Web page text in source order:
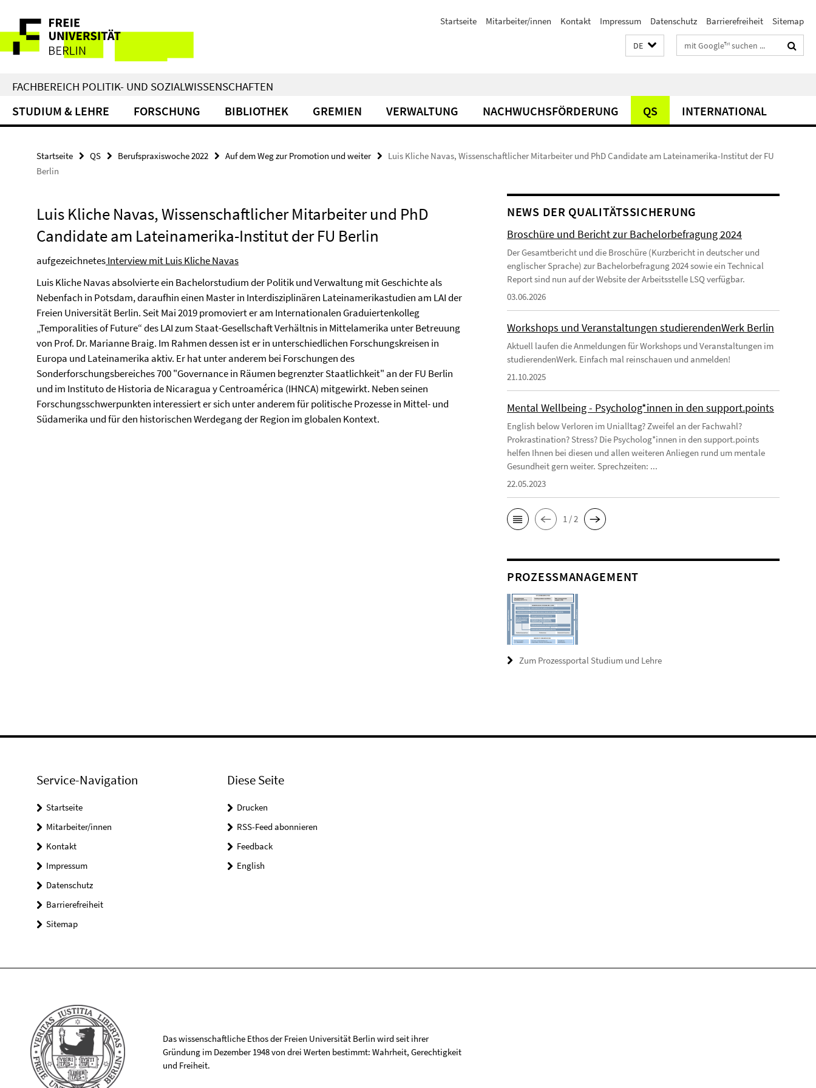
direkt
Inhalt
Service-
Navigation
Startseite Mitarbeiter/innen Kontakt Impressum Datenschutz Barrierefreiheit Sitemap
DE Suchbegriffe
FACHBEREICH POLITIK- UND SOZIALWISSENSCHAFTEN
STUDIUM & LEHRE FORSCHUNG BIBLIOTHEK GREMIEN VERWALTUNG NACHWUCHSFÖRDERUNG QS INTERNATIONAL
Startseite QS Berufspraxiswoche 2022 Auf dem Weg zur Promotion und weiter
Luis Kliche Navas, Wissenschaftlicher Mitarbeiter und PhD Candidate am Lateinamerika-Institut der FU
Berlin
Luis Kliche Navas, Wissenschaftlicher Mitarbeiter und PhD
Candidate am Lateinamerika-Institut der FU Berlin
aufgezeichnetesInterview mit Luis Kliche Navas
Luis Kliche Navas absolvierte ein Bachelorstudium der Politik und Verwaltung mit Geschichte als
Nebenfach in Potsdam, daraufhin einen Master in Interdisziplinären Lateinamerikastudien am LAI der
Freien Universität Berlin. Seit Mai 2019 promoviert er am Internationalen Graduiertenkolleg
„Temporalities of Future“ des LAI zum Staat-Gesellschaft Verhältnis in Mittelamerika unter Betreuung
von Prof. Dr. Marianne Braig. Im Rahmen dessen ist er in unterschiedlichen Forschungskreisen in
Europa und Lateinamerika aktiv. Er hat unter anderem bei Forschungen des
Sonderforschungsbereiches 700 "Governance in Räumen begrenzter Staatlichkeit" an der FU Berlin
und im Instituto de Historia de Nicaragua y Centroamérica (IHNCA) mitgewirkt. Neben seinen
Forschungsschwerpunkten interessiert er sich unter anderem für politische Prozesse in Mittel- und
Südamerika und für den historischen Werdegang der Region im globalen Kontext.
NEWS DER QUALITÄTSSICHERUNG
Broschüre und Bericht zur Bachelorbefragung 2024
Der Gesamtbericht und die Broschüre (Kurzbericht in deutscher und
englischer Sprache) zur Bachelorbefragung 2024 sowie ein Technical
Report sind nun auf der Website der Arbeitsstelle LSQ verfügbar.
03.06.2026
Workshops und Veranstaltungen studierendenWerk Berlin
Aktuell laufen die Anmeldungen für Workshops und Veranstaltungen im
studierendenWerk. Einfach mal reinschauen und anmelden!
21.10.2025
Mental Wellbeing - Psycholog*innen in den support.points
English below Verloren im Unialltag? Zweifel an der Fachwahl?
Prokrastination? Stress? Die Psycholog*innen in den support.points
helfen Ihnen bei diesen und allen weiteren Anliegen rund um mentale
Gesundheit gern weiter. Sprechzeiten: ...
22.05.2023
1 / 2
PROZESSMANAGEMENT
Zum Prozessportal Studium und Lehre
Service-Navigation
Startseite
Mitarbeiter/innen
Kontakt
Impressum
Datenschutz
Barrierefreiheit
Sitemap
Diese Seite
Drucken
RSS-Feed abonnieren
Feedback
English
Das wissenschaftliche Ethos der Freien Universität Berlin wird seit ihrer
Gründung im Dezember 1948 von drei Werten bestimmt: Wahrheit, Gerechtigkeit
und Freiheit.